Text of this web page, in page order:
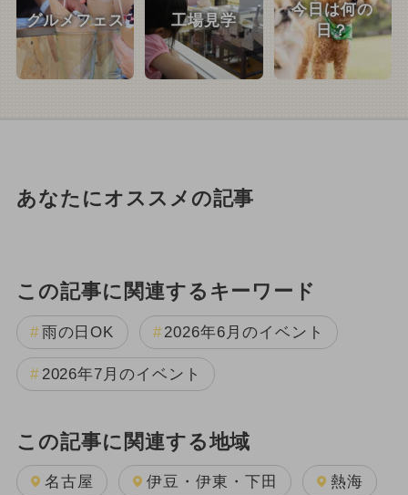
グルメフェス 工場見学
今日は何の
日？
あなたにオススメの記事
この記事に関連するキーワード
雨の日OK 2026年6月のイベント
2026年7月のイベント
この記事に関連する地域
名古屋 伊豆・伊東・下田 熱海